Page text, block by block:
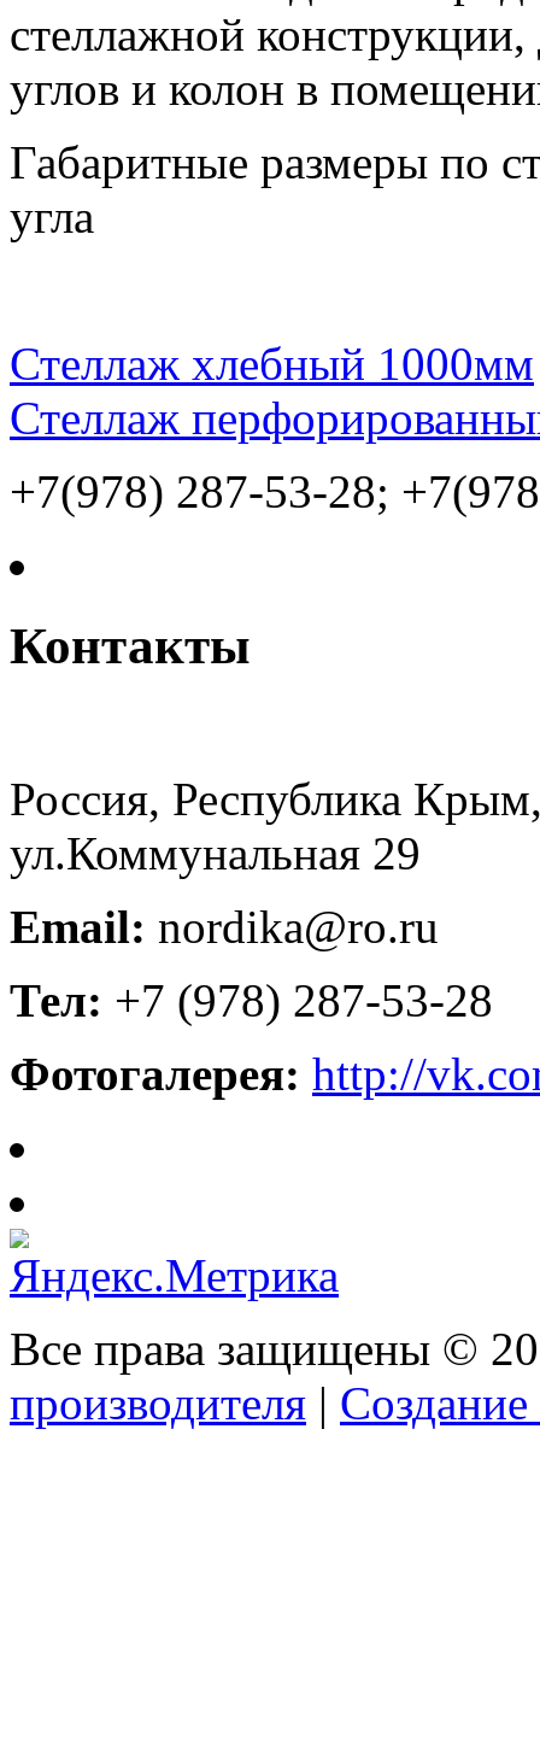
стеллажной
углов и колон в
Габаритные размеры по
угла
Стеллаж хлебный 1000мм
Стеллаж
+7(978) 287-53-28;
Контакты
Россия, Республика
ул.Коммунальная 29
Email: nordika@ro.ru
Тел: +7 (978) 287-53-28
Фотогалерея: http://
Все права защищены ©
производителя |